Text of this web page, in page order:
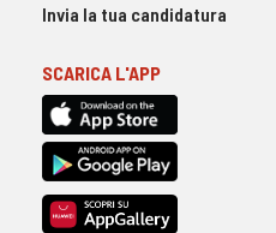
Invia la tua candidatura
SCARICA L'APP